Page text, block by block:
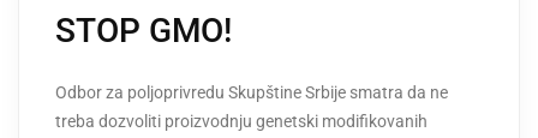
STOP GMO!
Odbor za poljoprivredu Skupštine Srbije smatra da ne
treba dozvoliti proizvodnju genetski modifikovanih